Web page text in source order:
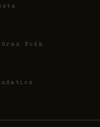
Fodà